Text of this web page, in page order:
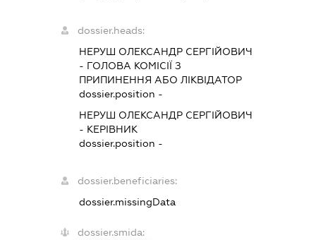
dossier.heads:
НЕРУШ ОЛЕКСАНДР СЕРГІЙОВИЧ
- ГОЛОВА КОМІСІЇ З
ПРИПИНЕННЯ АБО ЛІКВІДАТОР
dossier.position -
НЕРУШ ОЛЕКСАНДР СЕРГІЙОВИЧ
- КЕРІВНИК
dossier.position -
dossier.beneficiaries:
dossier.missingData
dossier.smida: